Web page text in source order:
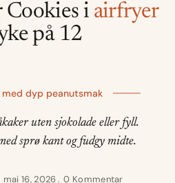
Cookies i airfryer
på 12
med dyp peanutsmak
uten sjokolade eller fyll.
sprø kant og fudgy midte.
mai 16, 2026 0 Kommentar